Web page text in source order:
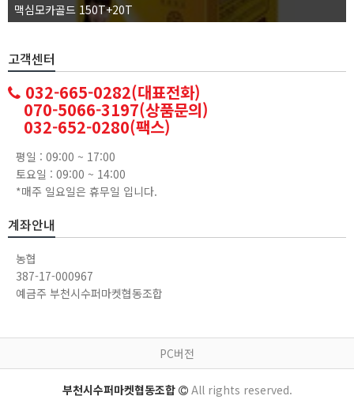
맥심모카골드 150T+20T
고객센터
032-665-0282(대표전화)
070-5066-3197(상품문의)
032-652-0280(팩스)
평일 : 09:00 ~ 17:00
토요일 : 09:00 ~ 14:00
*매주 일요일은 휴무일 입니다.
계좌안내
농협
387-17-000967
예금주 부천시수퍼마켓협동조합
PC버전
부천시수퍼마켓협동조합 All rights reserved.